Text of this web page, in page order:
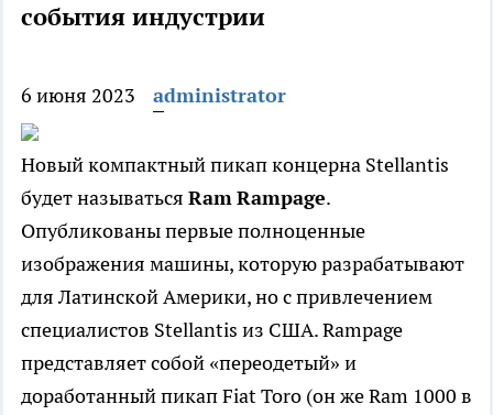
события индустрии
6 июня 2023 administrator
Новый компактный пикап концерна Stellantis
будет называться RamRampage.
Опубликованы первые полноценные
изображения машины, которую разрабатывают
для Латинской Америки, но с привлечением
специалистов Stellantis из США. Rampage
представляет собой «переодетый» и
доработанный пикап Fiat Toro (он же Ram 1000 в